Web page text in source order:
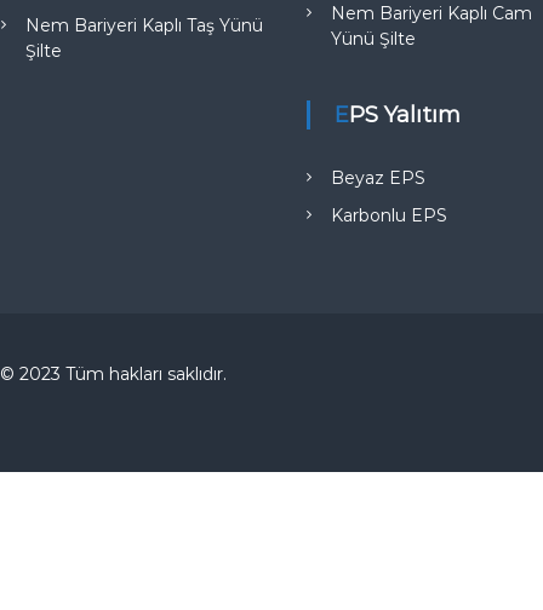
Nem Bariyeri Kaplı Taş Yünü
Şilte
Nem Bariyeri Kaplı Cam
Yünü Şilte
EPS Yalıtım
Beyaz EPS
Karbonlu EPS
© 2023 Tüm hakları saklıdır.